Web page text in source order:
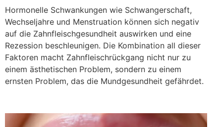
Hormonelle Schwankungen wie Schwangerschaft,
Wechseljahre und Menstruation können sich negativ
auf die Zahnfleischgesundheit auswirken und eine
Rezession beschleunigen. Die Kombination all dieser
Faktoren macht Zahnfleischrückgang nicht nur zu
einem ästhetischen Problem, sondern zu einem
ernsten Problem, das die Mundgesundheit gefährdet.